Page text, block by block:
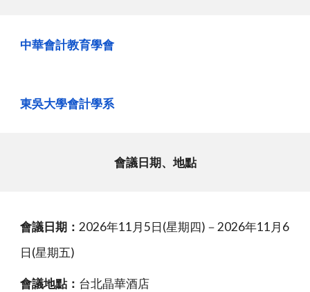
中華會計教育學會
東吳大學會計學系
會議日期、地點
會議日期： 2026年11月5日(星期四)－2026年11月6
日(星期五)
會議地點： 台北晶華酒店